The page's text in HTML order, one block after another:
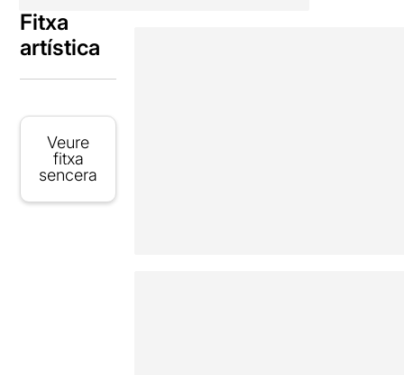
Fitxa
artística
Veure
fitxa
sencera